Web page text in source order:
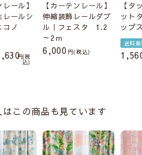
レール】
レールシ
コノ
税
込
【カーテンレール】
伸縮装飾レールダブ
ル｜フェスタ 1.2
～2ｍ
6,000 税込
【タ
ット
ップ
送料無
この商品も見ています